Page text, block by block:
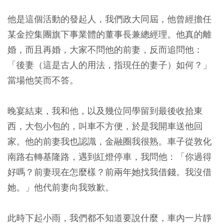
他是這個活動的發起人，我們政大同屆，他曾經擔任
某金控集團旗下事業體的董事長兼總經理。他真的離
婚，而且再婚，大家不問他的前妻，反而追問他：
「後妻（這是古人的用法，指現任的妻子）如何？」
當場他笑而不答。
晚宴結束，我和他，以及幾位同學留到最後收拾東
西，大包小包的，叫車不方便，於是我開車送他回
家。他的前妻我也認識，金融圈我很熟。車子從敦化
南路右轉基隆路，遇到紅燈停車，我問他：「你過得
好嗎？前妻現在怎麼樣？前兩年她找我借錢。我沒借
她。」他代前妻向我致歉。
此時下起小雨，我們都不知道要說什麼，車內一片靜